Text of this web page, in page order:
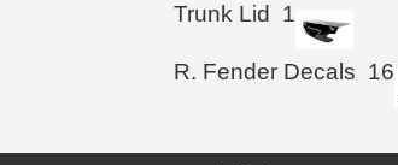
Trunk Lid 1
R. Fender Decals 16